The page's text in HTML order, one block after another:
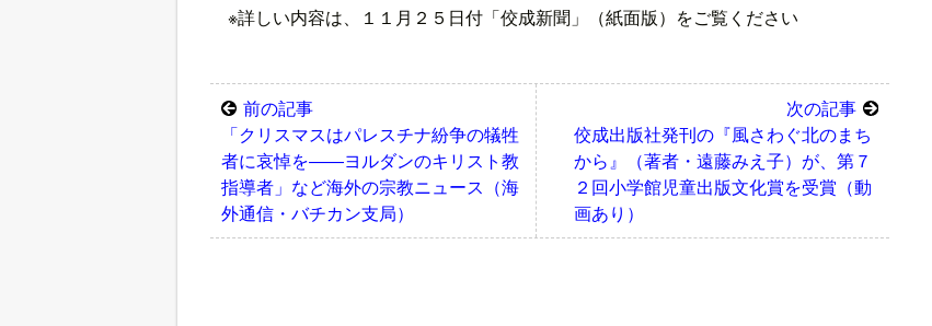
※詳しい内容は、１１月２５日付「佼成新聞」（紙面版）をご覧ください
前の記事
「クリスマスはパレスチナ紛争の犠牲
者に哀悼を――ヨルダンのキリスト教
指導者」など海外の宗教ニュース（海
外通信・バチカン支局）
次の記事
佼成出版社発刊の『風さわぐ北のまち
から』（著者・遠藤みえ子）が、第７
２回小学館児童出版文化賞を受賞（動
画あり）